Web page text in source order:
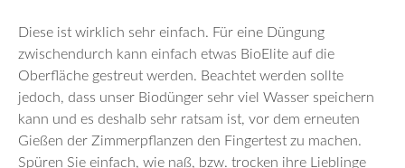
Diese ist wirklich sehr einfach. Für eine Düngung
zwischendurch kann einfach etwas BioElite auf die
Oberfläche gestreut werden. Beachtet werden sollte
jedoch, dass unser Biodünger sehr viel Wasser speichern
kann und es deshalb sehr ratsam ist, vor dem erneuten
Gießen der Zimmerpflanzen den Fingertest zu machen.
Spüren Sie einfach, wie naß, bzw. trocken ihre Lieblinge